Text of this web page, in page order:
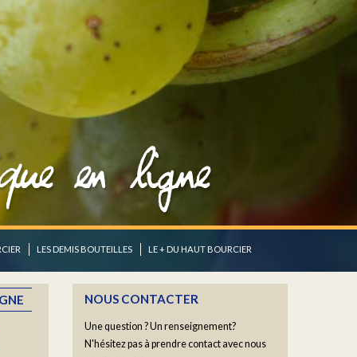
LES DEMIS BOUTEILLES
LE + DU HAUT BOURCIER
NOUS CONTACTER
Une question ? Un renseignement?
N'hésitez pas à prendre contact avec nous